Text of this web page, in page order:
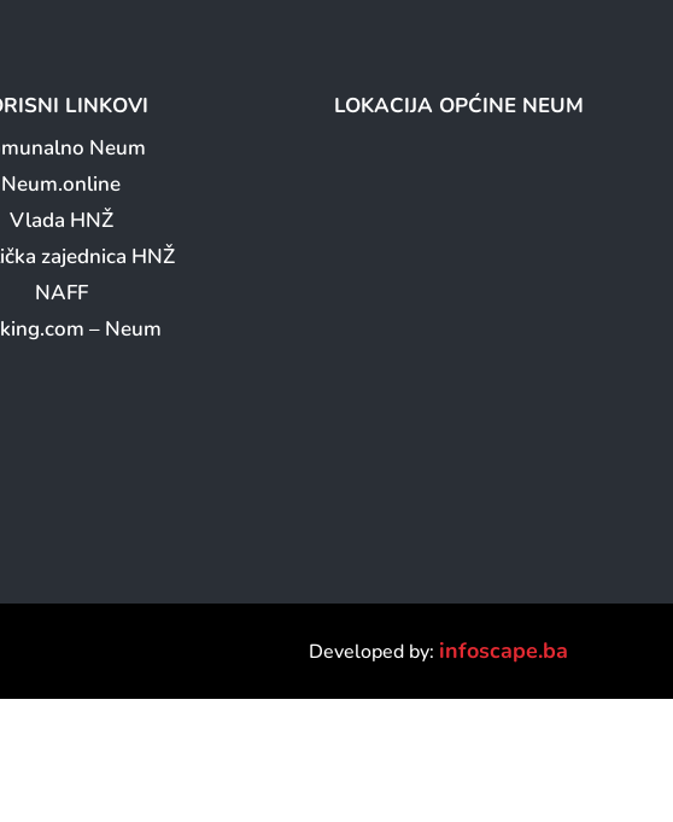
LINKOVI
Neum
Neum.online
Vlada HNŽ
zajednica HNŽ
NAFF
– Neum
LOKACIJA OPĆINE NEUM
Developed by: infoscape.ba